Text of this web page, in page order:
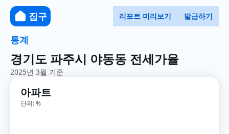
집구 리포트 미리보기 발급하기
통계
경기도 파주시 야동동 전세가율
2025년 3월 기준
아파트
단위: %